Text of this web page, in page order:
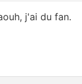
j'ai du fan.